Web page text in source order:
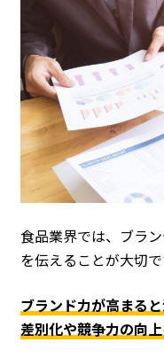
食品業界では、ブラ
を伝えることが大切で
ブランド力が高まる
差別化や競争力の向